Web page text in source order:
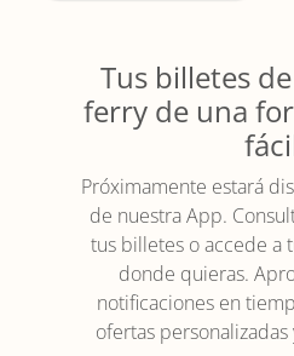
Tus billetes
ferry de una
Próximamente estará
de nuestra App.
tus billetes o accede a
donde quieras.
notificaciones en
ofertas